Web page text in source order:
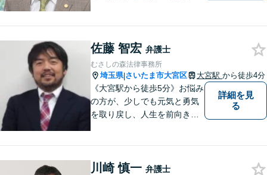
駅5分】【プライバシー配慮】
【平日22時・土日祝20時ま
で】【弁護士歴10年以上】
佐藤 智宏 弁護士
むさしの森法律事務所
埼玉県|さいたま市大宮区 大宮駅 から徒歩4分
《大宮駅から徒歩5分》お悩み
の方が、少しでも元気と勇気
を取り戻し、人生を前向きに
詳細を見
る
川崎 慎一 弁護士